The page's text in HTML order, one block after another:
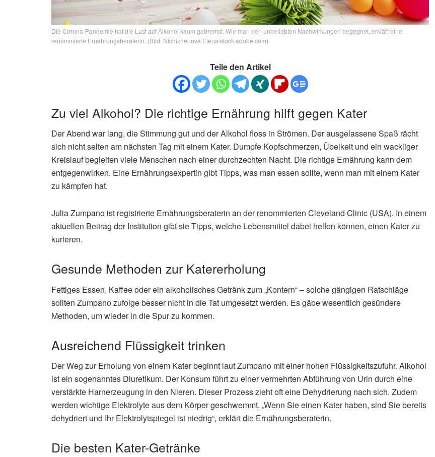
Die Corona-Pandemie hat die Lust auf Alkohol kaum gebremst. Wie man den unbeliebten Nachwirkungen begegnet, erklärt eine
renommierte Ernährungsberaterin. (Bild: Nichizhenova Elena/stock.adobe.com)
Teile den Artikel
Zu viel Alkohol? Die richtige Ernährung hilft gegen Kater
Der Abend war lang, die Stimmung gut und der Alkohol floss in Strömen. Der ausgelassene Spaß rächt
sich nicht selten am nächsten Tag mit einem Kater. Dumpfe Kopfschmerzen, Übelkeit und ein wackliger
Kreislauf begleiten viele Menschen nach einer durchzechten Nacht. Die richtige Ernährung kann dem
entgegenwirken. Eine Ernährungsexpertin gibt Tipps, was man essen sollte, wenn man mit einem Kater
zu kämpfen hat.
Julia Zumpano ist registrierte Ernährungsberaterin an der renommierten Cleveland Clinic (USA). In einem
aktuellen Beitrag der Institution gibt sie Tipps, welche Lebensmittel dabei helfen können, einen Kater zu
kurieren.
Gesunde Methoden zur Katererholung
Fettiges Essen, Kaffee oder ein alkoholisches Getränk zum „Kontern“ – solche gängigen Ratschläge
sollten Zumpano zufolge besser nicht in die Tat umgesetzt werden. Es gäbe wesentlich gesündere
Methoden, um wieder in die Spur zu kommen.
Ausreichend Flüssigkeit trinken
Der Weg zur Erholung von einem Kater beginnt laut Zumpano mit einer hohen Flüssigkeitszufuhr. Alkohol
ist ein sogenanntes Diuretikum. Der Konsum führt zu einer vermehrten Abführung von Urin durch eine
verstärkte Harnerzeugung in den Nieren. Dieser Prozess zieht oft eine Dehydrierung nach sich. Zudem
werden wichtige Elektrolyte aus dem Körper geschwemmt. „Wenn Sie einen Kater haben, sind Sie bereits
dehydriert und Ihr Elektrolytspiegel ist niedrig“, erklärt die Ernährungsberaterin.
Die besten Kater-Getränke